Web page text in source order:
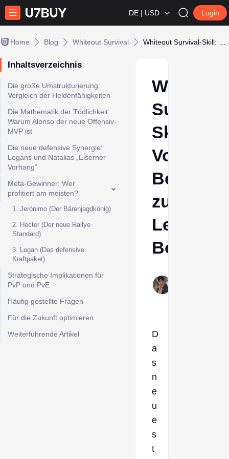
DE | USD Login
Home Blog Whiteout Survival
Inhaltsverzeichnis
Die große Umstrukturierung:
Vergleich der Heldenfähigkeiten
Die Mathematik der Tödlichkeit:
Warum Alonso der neue Offensiv-
MVP ist
Die neue defensive Synergie:
Logans und Natalias „Eiserner
Vorhang“
Meta-Gewinner: Wer
profitiert am meisten?
1. Jerónimo (Der Bärenjagdkönig)
2. Hector (Der neue Rallye-
Standard)
3. Logan (Das defensive
Kraftpaket)
Strategische Implikationen für
PvP und PvE
Häufig gestellte Fragen
Für die Zukunft optimieren
Weiterführende Artikel
Whiteout
Survival-
Skill:
Von
zu
Boost
D
a
s
n
e
u
e
s
t